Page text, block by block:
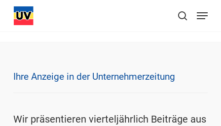
Skip
suchen
Menu
Ihre Anzeige in der Unternehmerzeitung
Wir präsentieren vierteljährlich Beiträge aus